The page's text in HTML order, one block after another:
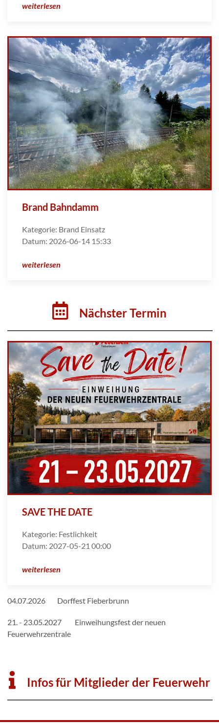
weiterlesen
Brand Bahndamm
Kategorie: Brand Einsatz
Datum: 2026-06-14 15:33
weiterlesen
Nächster Termin
SAVE THE DATE
Kategorie: Festlichkeit
Datum: 2027-05-21 00:00
weiterlesen
04.07.2026 Dorffest Fieberbrunn
21. - 23.05.2027 Einweihungsfest der neuen
Feuerwehrzentrale
Infos für Mitglieder der Feuerwehr